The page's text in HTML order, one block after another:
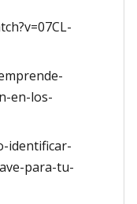
en-los-
identificar-
para-tu-